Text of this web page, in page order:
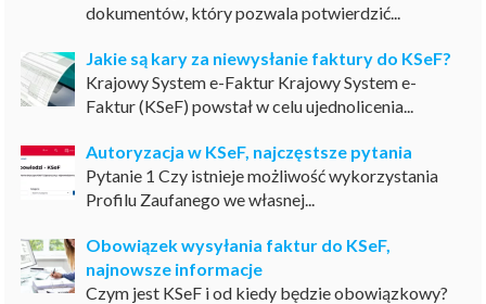
dokumentów, który pozwala potwierdzić...
Jakie są kary za niewysłanie faktury do KSeF?
Krajowy System e-Faktur Krajowy System e-
Faktur (KSeF) powstał w celu ujednolicenia...
Autoryzacja w KSeF, najczęstsze pytania
Pytanie 1 Czy istnieje możliwość wykorzystania
Profilu Zaufanego we własnej...
Obowiązek wysyłania faktur do KSeF,
najnowsze informacje
Czym jest KSeF i od kiedy będzie obowiązkowy?